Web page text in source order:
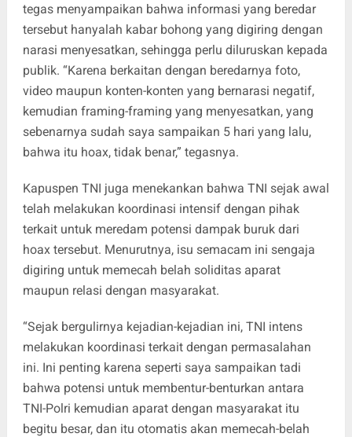
tegas menyampaikan bahwa informasi yang beredar
tersebut hanyalah kabar bohong yang digiring dengan
narasi menyesatkan, sehingga perlu diluruskan kepada
publik. “Karena berkaitan dengan beredarnya foto,
video maupun konten-konten yang bernarasi negatif,
kemudian framing-framing yang menyesatkan, yang
sebenarnya sudah saya sampaikan 5 hari yang lalu,
bahwa itu hoax, tidak benar,” tegasnya.
Kapuspen TNI juga menekankan bahwa TNI sejak awal
telah melakukan koordinasi intensif dengan pihak
terkait untuk meredam potensi dampak buruk dari
hoax tersebut. Menurutnya, isu semacam ini sengaja
digiring untuk memecah belah soliditas aparat
maupun relasi dengan masyarakat.
“Sejak bergulirnya kejadian-kejadian ini, TNI intens
melakukan koordinasi terkait dengan permasalahan
ini. Ini penting karena seperti saya sampaikan tadi
bahwa potensi untuk membentur-benturkan antara
TNI-Polri kemudian aparat dengan masyarakat itu
begitu besar, dan itu otomatis akan memecah-belah